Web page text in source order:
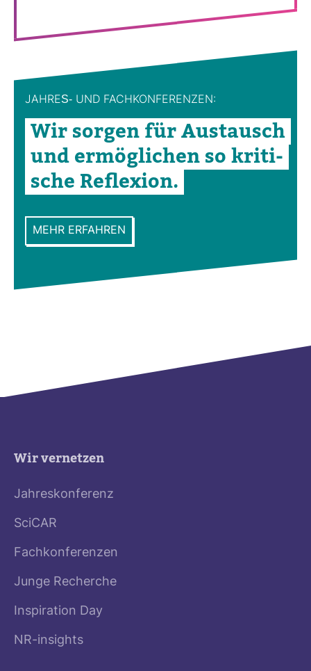
JAHRES-​ UND FACH­KON­FE­RENZEN:
Wir sorgen für Aus­tausch
und ermög­li­chen so kri­ti­
sche Refle­xion.
MEHR ERFAHREN
Wir vernetzen
Jahreskonferenz
SciCAR
Fachkonferenzen
Junge Recherche
Inspiration Day
NR-insights